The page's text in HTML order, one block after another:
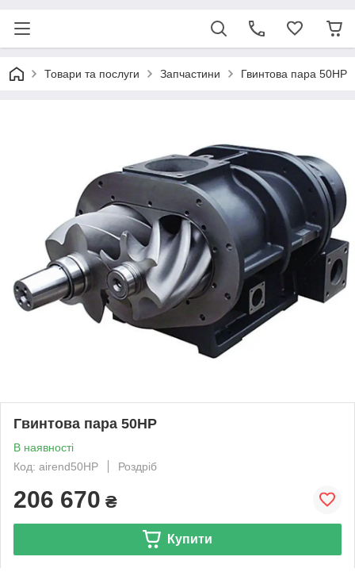
Товари та послуги Запчастини Гвинтова пара 50HP
Гвинтова пара 50HP
В наявності
Код: airend50HP
Роздріб
206 670 ₴
Купити